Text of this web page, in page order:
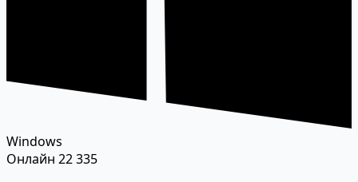
Windows
Онлайн 22 335